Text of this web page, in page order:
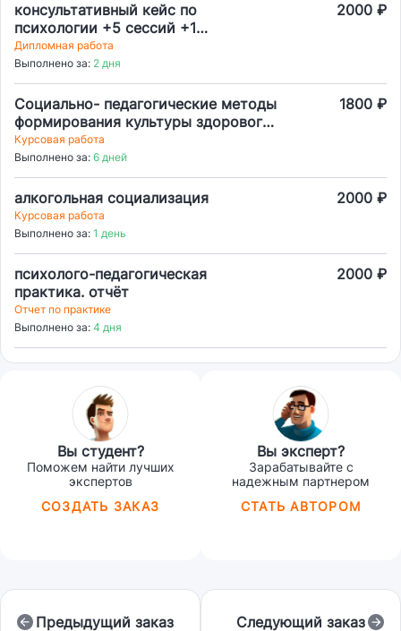
консультативный кейс по
психологии +5 сессий +1
аудиозапись
2000 ₽
Дипломная работа
Выполнено за: 2 дня
Социально- педагогические методы
формирования культуры здорового
образа жизни детей младших
школьников в условиях
общеобразовательной организации
1800 ₽
Курсовая работа
Выполнено за: 6 дней
алкогольная социализация 2000 ₽
Курсовая работа
Выполнено за: 1 день
психолого-педагогическая
практика. отчёт
2000 ₽
Отчет по практике
Выполнено за: 4 дня
Вы студент?
Поможем найти лучших
экспертов
СОЗДАТЬ ЗАКАЗ
Вы эксперт?
Зарабатывайте с
надежным партнером
СТАТЬ АВТОРОМ
Предыдущий заказ
Следующий заказ